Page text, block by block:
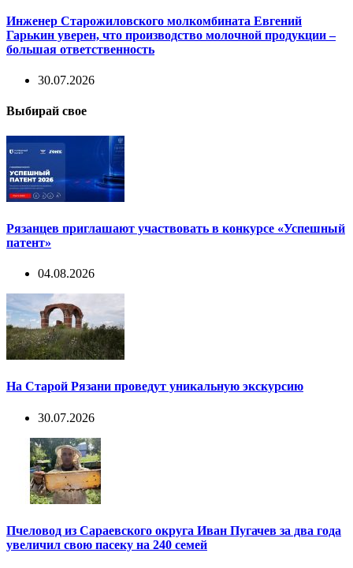
Инженер Старожиловского молкомбината Евгений
Гарькин уверен, что производство молочной продукции –
большая ответственность
30.07.2026
Выбирай свое
Рязанцев приглашают участвовать в конкурсе «Успешный
патент»
04.08.2026
На Старой Рязани проведут уникальную экскурсию
30.07.2026
Пчеловод из Сараевского округа Иван Пугачев за два года
увеличил свою пасеку на 240 семей